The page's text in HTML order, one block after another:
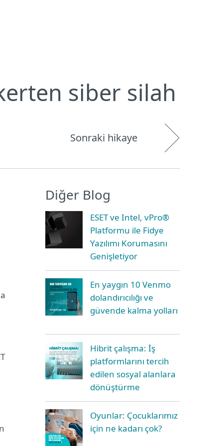
siber silah
Sonraki hikaye
Diğer Blog
ESET ve Intel, vPro®
Platformu ile Fidye
Yazılımı Korumasını
Genişletiyor
En yaygın 10 Venmo
dolandırıcılığı ve
güvende kalma yolları
Hibrit çalışma: İş
platformlarını tercih
edilen sosyal alanlara
dönüştürme
Oyunlar: Çocuklarımız
için ne kadarı çok?